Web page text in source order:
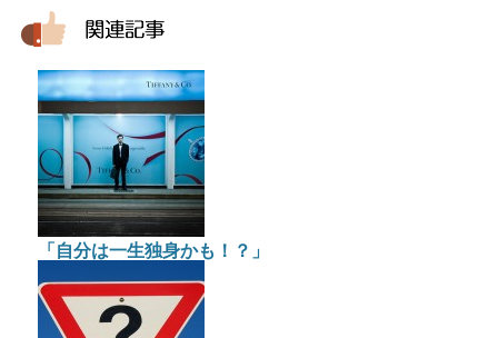
「自分は一生独身かも！？」